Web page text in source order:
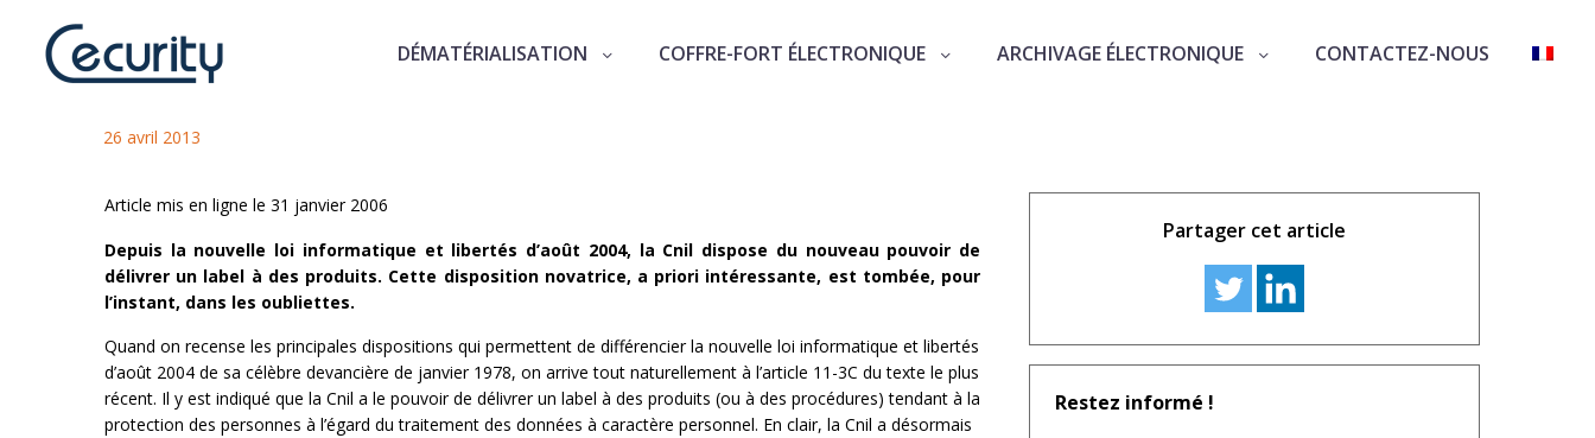
DÉMATÉRIALISATION COFFRE-FORT ÉLECTRONIQUE ARCHIVAGE ÉLECTRONIQUE CONTACTEZ-NOUS
Labellisation des produits par la CNIL
26 avril 2013
Article mis en ligne le 31 janvier 2006
Depuis la nouvelle loi informatique et libertés d’août 2004, la Cnil dispose du nouveau pouvoir de
délivrer un label à des produits. Cette disposition novatrice, a priori intéressante, est tombée, pour
l’instant, dans les oubliettes.
Quand on recense les principales dispositions qui permettent de différencier la nouvelle loi informatique et libertés
d’août 2004 de sa célèbre devancière de janvier 1978, on arrive tout naturellement à l’article 11-3C du texte le plus
récent. Il y est indiqué que la Cnil a le pouvoir de délivrer un label à des produits (ou à des procédures) tendant à la
protection des personnes à l’égard du traitement des données à caractère personnel. En clair, la Cnil a désormais
Partager cet article
Restez informé !